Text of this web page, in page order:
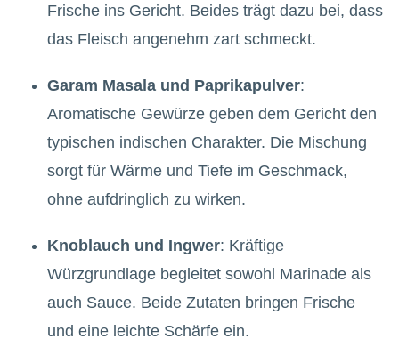
Frische ins Gericht. Beides trägt dazu bei, dass
das Fleisch angenehm zart schmeckt.
Garam Masala und Paprikapulver:
Aromatische Gewürze geben dem Gericht den
typischen indischen Charakter. Die Mischung
sorgt für Wärme und Tiefe im Geschmack,
ohne aufdringlich zu wirken.
Knoblauch und Ingwer: Kräftige
Würzgrundlage begleitet sowohl Marinade als
auch Sauce. Beide Zutaten bringen Frische
und eine leichte Schärfe ein.